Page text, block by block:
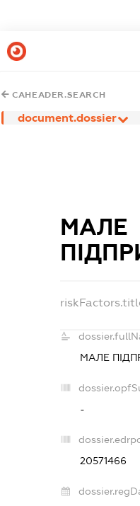
CAHEADER.SEARCH
document.dossier
МАЛЕ
МАЛЕ
-
20571466